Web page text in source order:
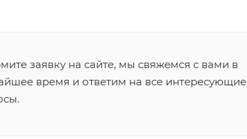
заявку на сайте, мы свяжемся с вами в
время и ответим на все интересующие